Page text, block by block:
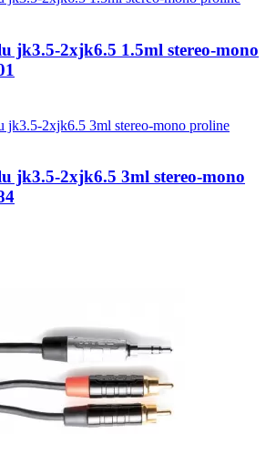
jk3.5-2xjk6.5 1.5ml stereo-mono
jk3.5-2xjk6.5 3ml stereo-mono